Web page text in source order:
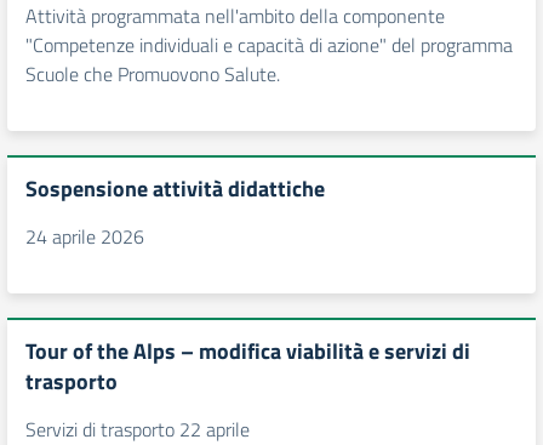
Attività programmata nell'ambito della componente
"Competenze individuali e capacità di azione" del programma
Scuole che Promuovono Salute.
Sospensione attività didattiche
24 aprile 2026
Tour of the Alps – modifica viabilità e servizi di
trasporto
Servizi di trasporto 22 aprile